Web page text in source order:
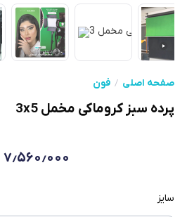
صفحه اصلی فون
پرده سبز کروماکی مخمل 3x5
۷٫۵۶۰٫۰۰۰
سایز